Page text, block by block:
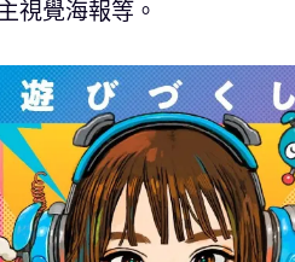
視覺海報等。